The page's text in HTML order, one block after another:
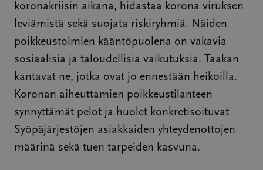
koronakriisin aikana, hidastaa korona viruksen
leviämistä sekä suojata riskiryhmiä. Näiden
poikkeustoimien kääntöpuolena on vakavia
sosiaalisia ja taloudellisia vaikutuksia. Taakan
kantavat ne, jotka ovat jo ennestään heikoilla.
Koronan aiheuttamien poikkeustilanteen
synnyttämät pelot ja huolet konkretisoituvat
Syöpäjärjestöjen asiakkaiden yhteydenottojen
määrinä sekä tuen tarpeiden kasvuna.